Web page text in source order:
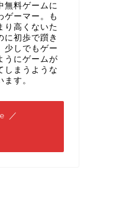
無料ゲームに
ゲーマー。も
り高くないた
に初歩で躓き
少しでもゲー
うにゲームが
しまうような
す。
／